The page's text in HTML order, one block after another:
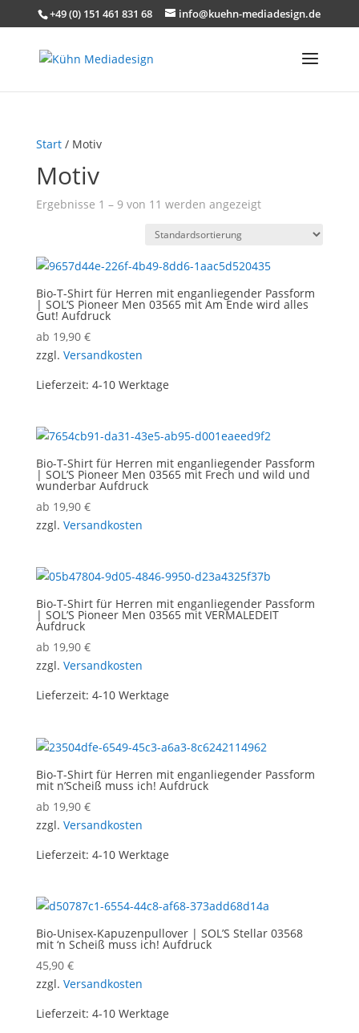
+49 (0) 151 461 831 68 info@kuehn-mediadesign.de
Start/ Motiv
Motiv
Ergebnisse 1 – 9 von 11 werden angezeigt
Bio-T-Shirt für Herren mit enganliegender Passform
| SOL’S Pioneer Men 03565 mit Am Ende wird alles
Gut! Aufdruck
ab 19,90 €
zzgl. Versandkosten
Lieferzeit: 4-10 Werktage
Bio-T-Shirt für Herren mit enganliegender Passform
| SOL’S Pioneer Men 03565 mit Frech und wild und
wunderbar Aufdruck
ab 19,90 €
zzgl. Versandkosten
Bio-T-Shirt für Herren mit enganliegender Passform
| SOL’S Pioneer Men 03565 mit VERMALEDEIT
Aufdruck
ab 19,90 €
zzgl. Versandkosten
Lieferzeit: 4-10 Werktage
Bio-T-Shirt für Herren mit enganliegender Passform
mit n’Scheiß muss ich! Aufdruck
ab 19,90 €
zzgl. Versandkosten
Lieferzeit: 4-10 Werktage
Bio-Unisex-Kapuzenpullover | SOL’S Stellar 03568
mit ‘n Scheiß muss ich! Aufdruck
45,90 €
zzgl. Versandkosten
Lieferzeit: 4-10 Werktage